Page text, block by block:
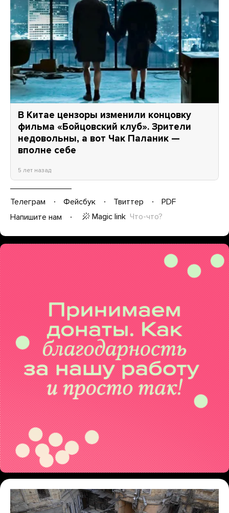
В Китае цензоры изменили концовку
фильма «Бойцовский клуб». Зрители
недовольны, а вот Чак Паланик —
вполне себе
5 лет назад
Телеграм Фейсбук Твиттер
PDF
Напишите нам
Magic link Что-что?